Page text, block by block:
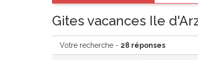
Gites vacances Ile
Votre recherche - 28 réponses